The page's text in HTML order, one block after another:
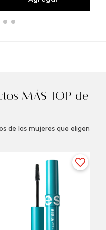
MÁS TOP de
de las mujeres que eligen